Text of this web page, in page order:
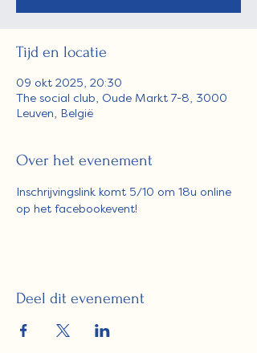
Tijd en locatie
09 okt 2025, 20:30
The social club, Oude Markt 7-8, 3000
Leuven, België
Over het evenement
Inschrijvingslink komt 5/10 om 18u online
op het facebookevent!
Deel dit evenement